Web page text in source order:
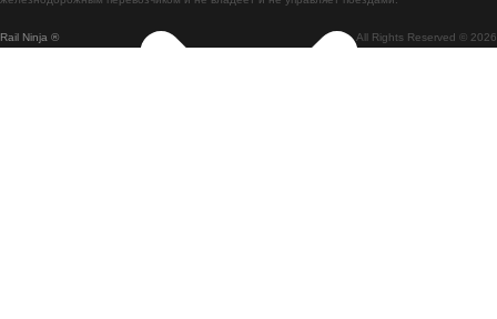
Поезд Брага - Лиссабон
Rail Ninja ® All Rights Reserved © 2026